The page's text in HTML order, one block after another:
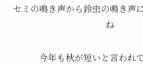
セミの鳴き声から鈴虫の鳴き声
ね
今年も秋が短いと言われ